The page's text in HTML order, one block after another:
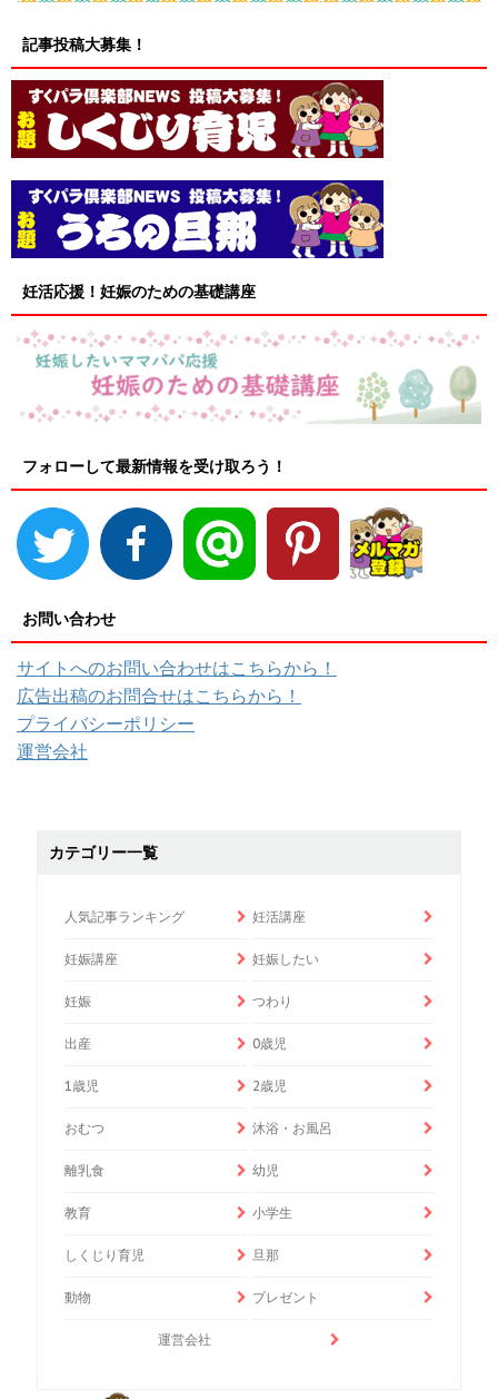
記事投稿大募集！
妊活応援！妊娠のための基礎講座
フォローして最新情報を受け取ろう！
お問い合わせ
サイトへのお問い合わせはこちらから！
広告出稿のお問合せはこちらから！
プライバシーポリシー
運営会社
カテゴリー一覧
人気記事ランキング 妊活講座
妊娠講座 妊娠したい
妊娠 つわり
出産 0歳児
1歳児 2歳児
おむつ 沐浴・お風呂
離乳食 幼児
教育 小学生
しくじり育児 旦那
動物 プレゼント
運営会社